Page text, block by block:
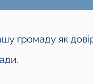
громаду як